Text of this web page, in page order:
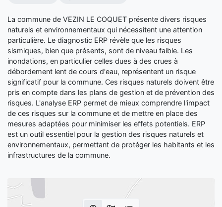
La commune de VEZIN LE COQUET présente divers risques
naturels et environnementaux qui nécessitent une attention
particulière. Le diagnostic ERP révèle que les risques
sismiques, bien que présents, sont de niveau faible. Les
inondations, en particulier celles dues à des crues à
débordement lent de cours d'eau, représentent un risque
significatif pour la commune. Ces risques naturels doivent être
pris en compte dans les plans de gestion et de prévention des
risques. L'analyse ERP permet de mieux comprendre l'impact
de ces risques sur la commune et de mettre en place des
mesures adaptées pour minimiser les effets potentiels. ERP
est un outil essentiel pour la gestion des risques naturels et
environnementaux, permettant de protéger les habitants et les
infrastructures de la commune.